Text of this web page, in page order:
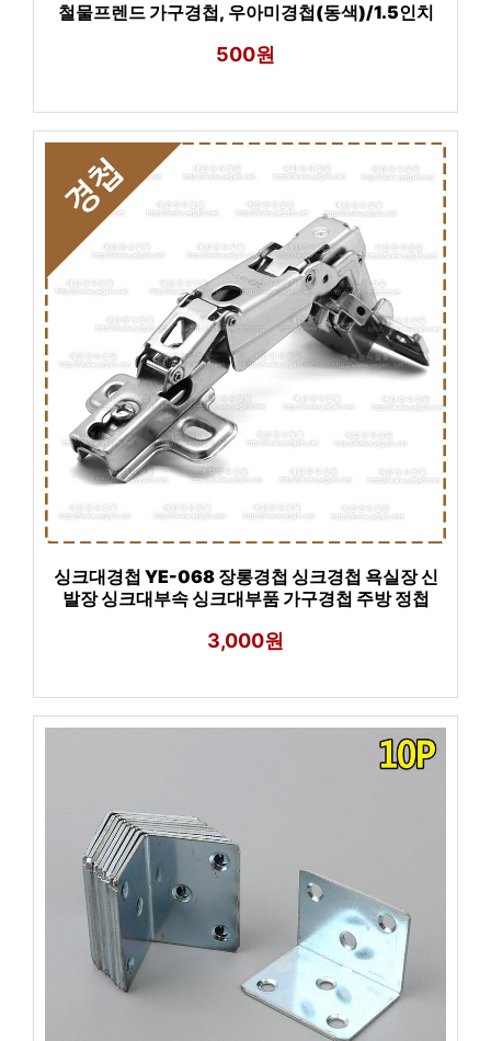
철물프렌드 가구경첩, 우아미경첩(동색)/1.5인치
500원
싱크대경첩 YE-068 장롱경첩 싱크경첩 욕실장 신
발장 싱크대부속 싱크대부품 가구경첩 주방 정첩
3,000원